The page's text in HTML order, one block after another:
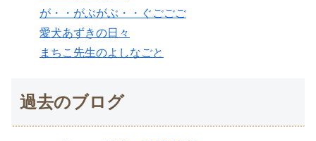
が・・がぶがぶ・・ぐごごご
愛犬あずきの日々
まちこ先生のよしなごと
過去のブログ